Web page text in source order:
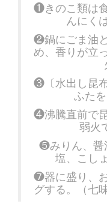
❶きのこ類は
んにく
❷鍋にごま油
め、香りが立
❸〔水出し昆
ふた
❹沸騰直前で
弱火
❺みりん、醤
塩、こし
❼器に盛り、
グする。（七